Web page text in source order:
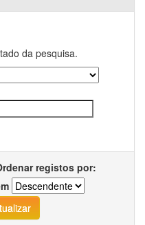
da pesquisa.
registos por: